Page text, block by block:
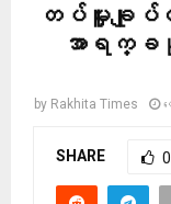
တပ်မှူးချု
အာရက္ခ
by Rakhita Times
SHARE 0